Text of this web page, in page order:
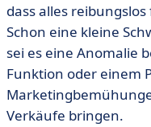
dass alles
Schon eine kleine
sei es eine Anomalie
Funktion oder einem
Verkäufe bringen.